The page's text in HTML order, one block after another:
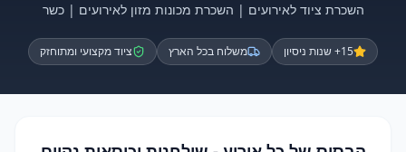
השכרת ציוד לאירועים | השכרת מכונות מזון לאירועים | כשר
15+ שנות ניסיון משלוח בכל הארץ ציוד מקצועי ומתוחזק